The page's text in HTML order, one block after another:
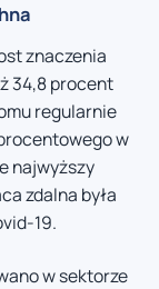
znaczenia
34,8 procent
regularnie
w
najwyższy
zdalna była
19.
w sektorze